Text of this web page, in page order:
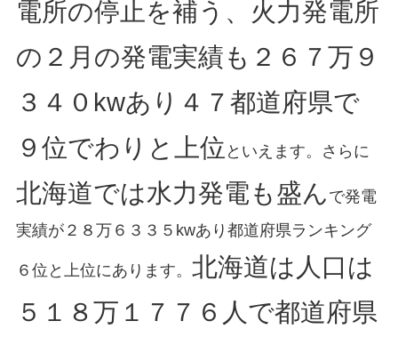
電所の停止を補う、火力発電所
の２月の発電実績も２６７万９
３４０kwあり４７都道府県で
９位でわりと上位 といえます。さらに
北海道では水力発電も盛ん で発電
実績が２８万６３３５kwあり都道府県ランキング
６位と上位にあります。 北海道は人口は
５１８万１７７６人で都道府県